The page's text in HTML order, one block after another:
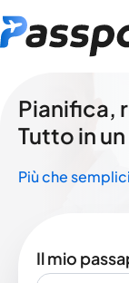
Pianifica,
Tutto in
Più che
Il mio